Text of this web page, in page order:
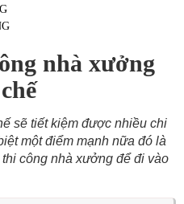
nhà xưởng
sẽ tiết kiệm được nhiều chi
một điểm mạnh nữa đó là
công nhà xưởng để đi vào